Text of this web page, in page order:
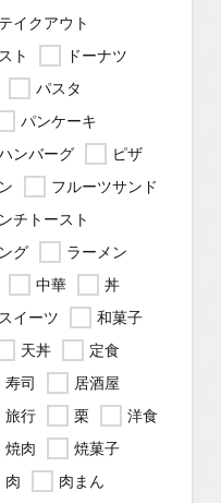
テイクアウト
ト
ドーナツ
パスタ
パンケーキ
ンバーグ
ピザ
フルーツサンド
チトースト
グ
ラーメン
中華
丼
イーツ
和菓子
天丼
定食
寿司
居酒屋
旅行 栗
洋食
焼肉
焼菓子
肉
肉まん